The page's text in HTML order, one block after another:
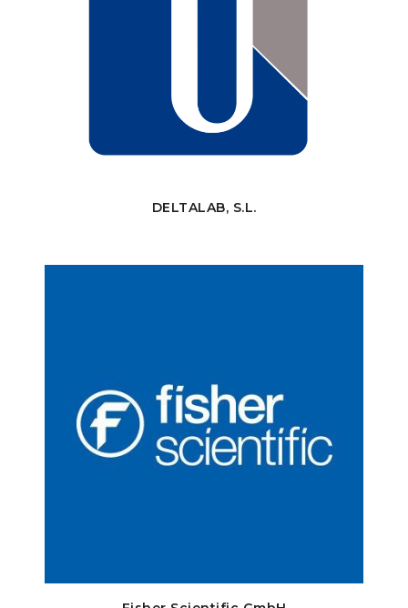
DELTALAB, S.L.